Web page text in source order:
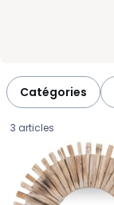
Catégories
3 articles